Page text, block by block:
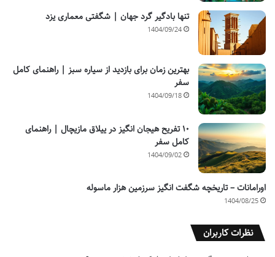
تنها بادگیر گرد جهان | شگفتی معماری یزد
1404/09/24
بهترین زمان برای بازدید از سیاره سبز | راهنمای کامل
سفر
1404/09/18
۱۰ تفریح هیجان انگیز در ییلاق مازیچال | راهنمای
کامل سفر
1404/09/02
اورامانات – تاریخچه شگفت انگیز سرزمین هزار ماسوله
1404/08/25
نظرات کاربران